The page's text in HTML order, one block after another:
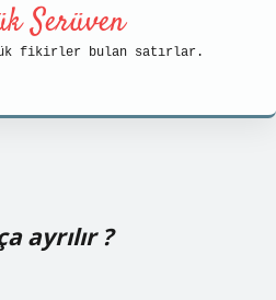
Serüven
fikirler bulan satırlar.
ayrılır ?